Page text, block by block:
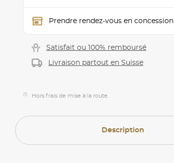
Prendre rendez-vous en concession
Satisfait ou 100% remboursé
Livraison partout en Suisse
(1) Hors frais de mise à la route.
Description